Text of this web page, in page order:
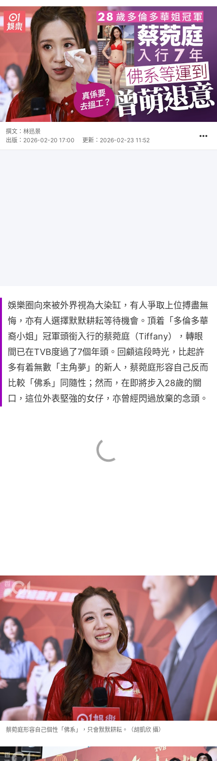
撰文： 林迅景
出版： 2026-02-20 17:00 更新： 2026-02-23 11:52
娛樂圈向來被外界視為大染缸，有人爭取上位搏盡無
悔，亦有人選擇默默耕耘等待機會。頂着「多倫多華
裔小姐」冠軍頭銜入行的蔡菀庭（Tiffany），轉眼
間已在TVB度過了7個年頭。回顧這段時光，比起許
多有着無數「主角夢」的新人，蔡菀庭形容自己反而
比較「佛系」同隨性；然而，在即將步入28歲的關
口，這位外表堅強的女仔，亦曾經閃過放棄的念頭。
蔡菀庭形容自己個性「佛系」，只會默默耕耘。（胡凱欣 攝）